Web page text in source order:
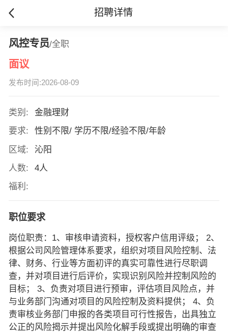
招聘详情
风控专员/全职
面议
发布时间:2026-08-09
类别:
金融理财
要求:
性别不限/ 学历不限/经验不限/年龄
区域:
沁阳
人数:
4人
福利:
职位要求
岗位职责：1、审核申请资料，授权客户信用评级； 2、
根据公司风险管理体系要求，组织对项目风险控制、法
律、财务、行业等方面初评的真实可靠性进行尽职调
查，并对项目进行后评价，实现识别风险并控制风险的
目标； 3、负责对项目进行预审，评估项目风险点，并
与业务部门沟通对项目的风险控制及资料提供； 4、负
责审核业务部门申报的各类项目可行性报告，出具独立
公正的风险揭示并提出风险化解手段或提出明确的审查